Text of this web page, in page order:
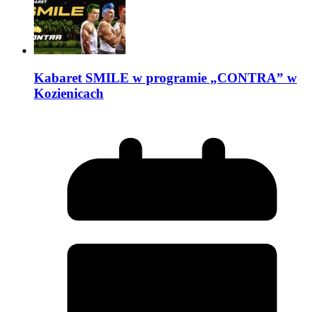
Kabaret SMILE w programie „CONTRA” w
Kozienicach